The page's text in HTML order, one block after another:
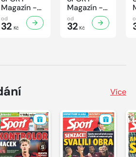
Magazín -
31/2026
od
32 Kč
Magazín -
30/2026
od
32 Kč
Více